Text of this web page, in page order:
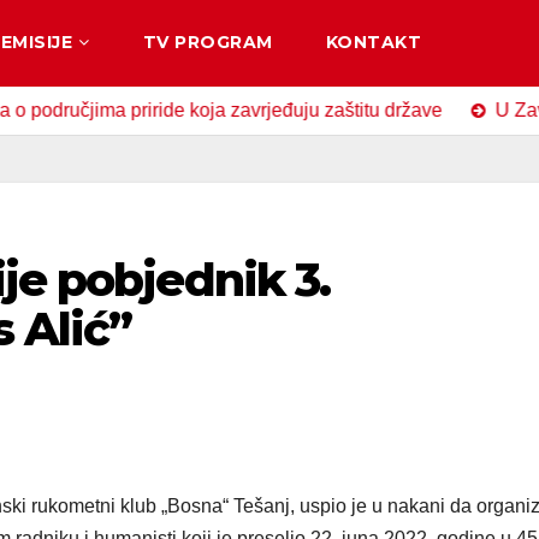
EMISIJE TV PROGRAM KONTAKT
priride koja zavrjeđuju zaštitu države U
pobjednik 3.
Alić”
rukometni klub „Bosna“ Tešanj, uspio je u nakani da